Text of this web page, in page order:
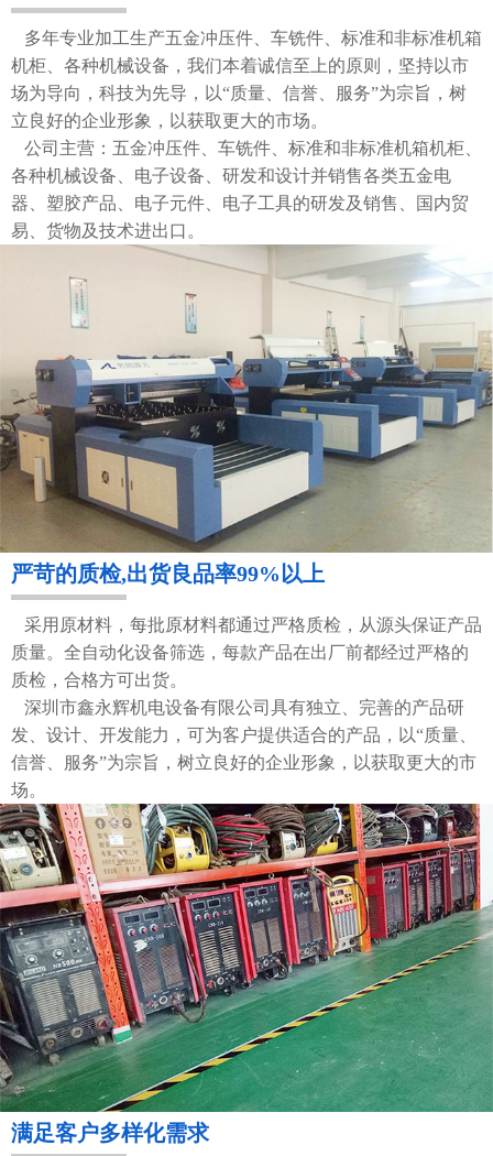
多年专业加工生产五金冲压件、车铣件、标准和非标准机箱
机柜、各种机械设备，我们本着诚信至上的原则，坚持以市
场为导向，科技为先导，以“质量、信誉、服务”为宗旨，树
立良好的企业形象，以获取更大的市场。
公司主营：五金冲压件、车铣件、标准和非标准机箱机柜、
各种机械设备、电子设备、研发和设计并销售各类五金电
器、塑胶产品、电子元件、电子工具的研发及销售、国内贸
易、货物及技术进出口。
严苛的质检,出货良品率99%以上
采用原材料，每批原材料都通过严格质检，从源头保证产品
质量。全自动化设备筛选，每款产品在出厂前都经过严格的
质检，合格方可出货。
深圳市鑫永辉机电设备有限公司具有独立、完善的产品研
发、设计、开发能力，可为客户提供适合的产品，以“质量、
信誉、服务”为宗旨，树立良好的企业形象，以获取更大的市
场。
满足客户多样化需求